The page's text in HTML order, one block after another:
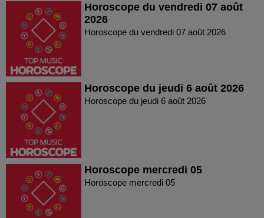
Horoscope du vendredi 07 août
2026
Horoscope du vendredi 07 août 2026
Horoscope du jeudi 6 août 2026
Horoscope du jeudi 6 août 2026
Horoscope mercredi 05
Horoscope mercredi 05